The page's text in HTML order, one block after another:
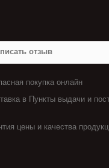
отзыв
покупка онлайн
в Пункты выдачи и
цены и качества